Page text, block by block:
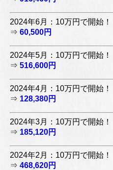
2024年6月：10万円で開始！
⇒ 60,500円
2024年5月：10万円で開始！
⇒ 516,600円
2024年4月：10万円で開始！
⇒ 128,380円
2024年3月：10万円で開始！
⇒ 185,120円
2024年2月：10万円で開始！
⇒ 468,620円